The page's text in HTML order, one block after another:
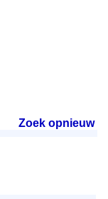
Zoek opnieuw.